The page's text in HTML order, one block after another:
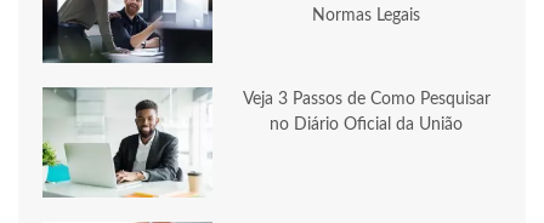
Normas Legais
Veja 3 Passos de Como Pesquisar
no Diário Oficial da União